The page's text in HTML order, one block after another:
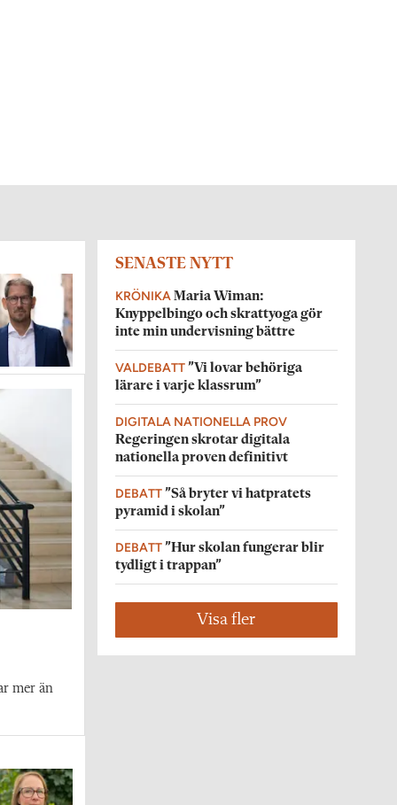
mer än
SENASTE NYTT
KRÖNIKA Maria Wiman:
Knyppelbingo och skrattyoga gör
inte min undervisning bättre
VALDEBATT ”Vi lovar behöriga
lärare i varje klassrum”
DIGITALA NATIONELLA PROV
Regeringen skrotar digitala
nationella proven definitivt
DEBATT ”Så bryter vi hatpratets
pyramid i skolan”
DEBATT ”Hur skolan fungerar blir
tydligt i trappan”
Visa fler